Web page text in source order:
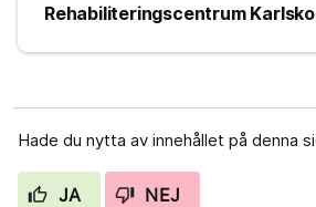
Rehabiliteringscentrum
Hade du nytta av innehållet på denna
JA NEJ